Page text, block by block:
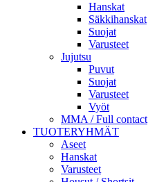
Hanskat
Säkkihanskat
Suojat
Varusteet
Jujutsu
Puvut
Suojat
Varusteet
Vyöt
MMA / Full contact
TUOTERYHMÄT
Aseet
Hanskat
Varusteet